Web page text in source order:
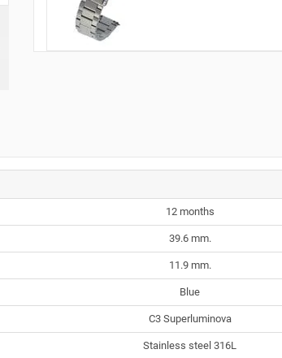
12 months
39.6 mm.
11.9 mm.
Blue
C3 Superluminova
Stainless steel 316L